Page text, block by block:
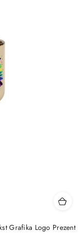
Grafika Logo Prezent